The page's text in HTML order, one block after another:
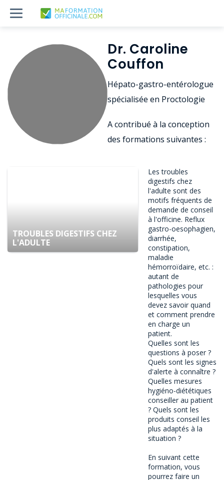
Dr. Caroline
Couffon
Hépato-gastro-entérologue
spécialisée en Proctologie
A contribué à la conception
des formations suivantes :
TROUBLES DIGESTIFS CHEZ
L'ADULTE
Les troubles
digestifs chez
l'adulte sont des
motifs fréquents de
demande de conseil
à l'officine. Reflux
gastro-oesophagien,
diarrhée,
constipation,
maladie
hémorroïdaire, etc. :
autant de
pathologies pour
lesquelles vous
devez savoir quand
et comment prendre
en charge un
patient.
Quelles sont les
questions à poser ?
Quels sont les signes
d'alerte à connaître ?
Quelles mesures
hygiéno-diététiques
conseiller au patient
? Quels sont les
produits conseil les
plus adaptés à la
situation ?
En suivant cette
formation, vous
pourrez faire un